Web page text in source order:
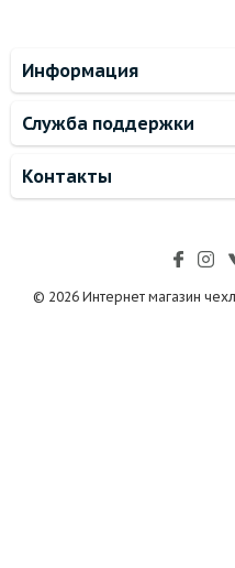
Информация
Служба поддержки
Контакты
© 2026 Интернет магазин